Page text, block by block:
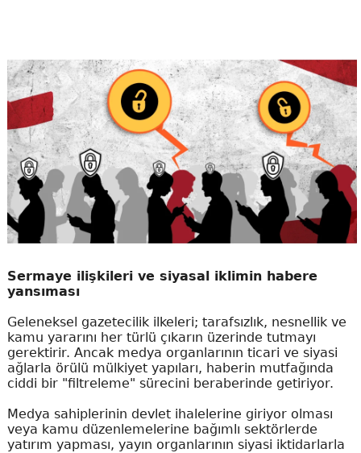
Sermaye ilişkileri ve siyasal iklimin habere
yansıması
Geleneksel gazetecilik ilkeleri; tarafsızlık, nesnellik ve
kamu yararını her türlü çıkarın üzerinde tutmayı
gerektirir. Ancak medya organlarının ticari ve siyasi
ağlarla örülü mülkiyet yapıları, haberin mutfağında
ciddi bir "filtreleme" sürecini beraberinde getiriyor.
Medya sahiplerinin devlet ihalelerine giriyor olması
veya kamu düzenlemelerine bağımlı sektörlerde
yatırım yapması, yayın organlarının siyasi iktidarlarla